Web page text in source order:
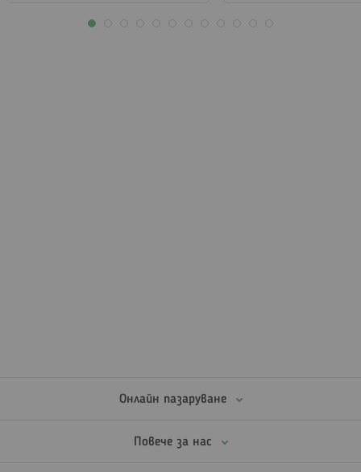
Онлайн пазаруване
Повече за нас